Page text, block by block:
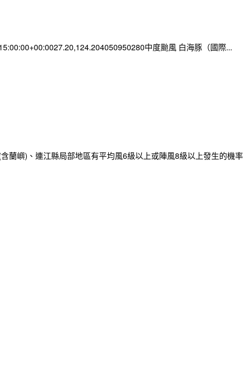
中度颱風 白海豚（國際...
蘭嶼)、連江縣局部地區有平均風6級以上或陣風8級以上發生的機率